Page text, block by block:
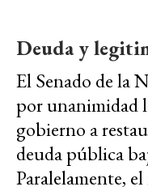
Deuda y
El Senado de la
por unanimidad
gobierno a
deuda pública
Paralelamente,